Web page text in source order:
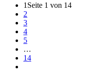
1 Seite 1 von 14
2
3
4
5
…
14